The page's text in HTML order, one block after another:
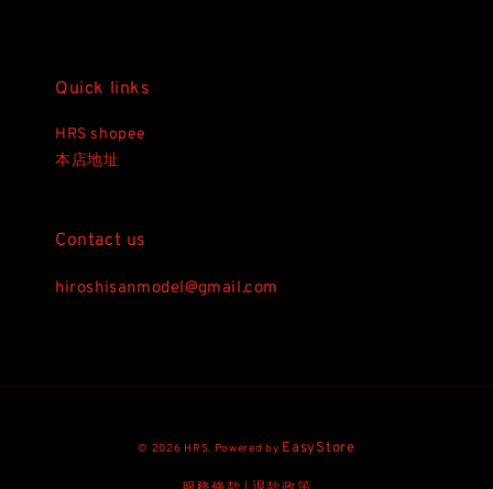
Quick links
HRS shopee
本店地址
Contact us
hiroshisanmodel@gmail.com
© 2026 HRS. Powered by EasyStore